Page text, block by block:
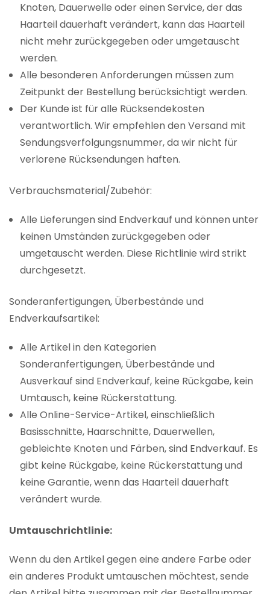
Knoten, Dauerwelle oder einen Service, der das
Haarteil dauerhaft verändert, kann das Haarteil
nicht mehr zurückgegeben oder umgetauscht
werden.
Alle besonderen Anforderungen müssen zum
Zeitpunkt der Bestellung berücksichtigt werden.
Der Kunde ist für alle Rücksendekosten
verantwortlich. Wir empfehlen den Versand mit
Sendungsverfolgungsnummer, da wir nicht für
verlorene Rücksendungen haften.
Verbrauchsmaterial/Zubehör:
Alle Lieferungen sind Endverkauf und können unter
keinen Umständen zurückgegeben oder
umgetauscht werden. Diese Richtlinie wird strikt
durchgesetzt.
Sonderanfertigungen, Überbestände und
Endverkaufsartikel:
Alle Artikel in den Kategorien
Sonderanfertigungen, Überbestände und
Ausverkauf sind Endverkauf, keine Rückgabe, kein
Umtausch, keine Rückerstattung.
Alle Online-Service-Artikel, einschließlich
Basisschnitte, Haarschnitte, Dauerwellen,
gebleichte Knoten und Färben, sind Endverkauf. Es
gibt keine Rückgabe, keine Rückerstattung und
keine Garantie, wenn das Haarteil dauerhaft
verändert wurde.
Umtauschrichtlinie:
Wenn du den Artikel gegen eine andere Farbe oder
ein anderes Produkt umtauschen möchtest, sende